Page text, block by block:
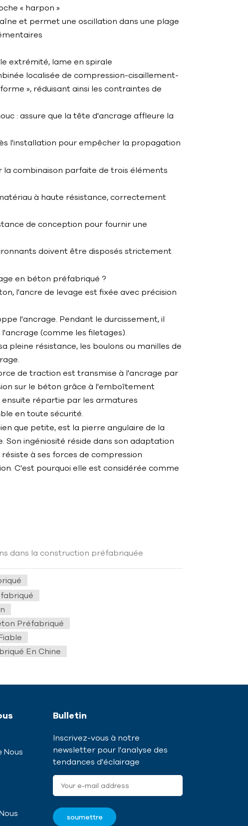
« harpon »
et permet une oscillation dans une plage
extrémité, lame en spirale
localisée de compression-cisaillement-
», réduisant ainsi les contraintes de
: assure que la tête d'ancrage affleure la
l'installation pour empêcher la propagation
la combinaison parfaite de trois éléments
à haute résistance, correctement
de conception pour fournir une
doivent être disposés strictement
en béton préfabriqué ?
l'ancre de levage est fixée avec précision
l'ancrage. Pendant le durcissement, il
(comme les filetages).
pleine résistance, les boulons ou manilles de
de traction est transmise à l'ancrage par
sur le béton grâce à l'emboîtement
répartie par les armatures
en toute sécurité.
que petite, est la pierre angulaire de la
ingéniosité réside dans son adaptation
à ses forces de compression
C'est pourquoi elle est considérée comme
dans la construction préfabriquée
Préfabriqué
En Chine
Nous
Bulletin
Inscrivez-vous à notre
newsletter pour l'analyse des
tendances d'éclairage